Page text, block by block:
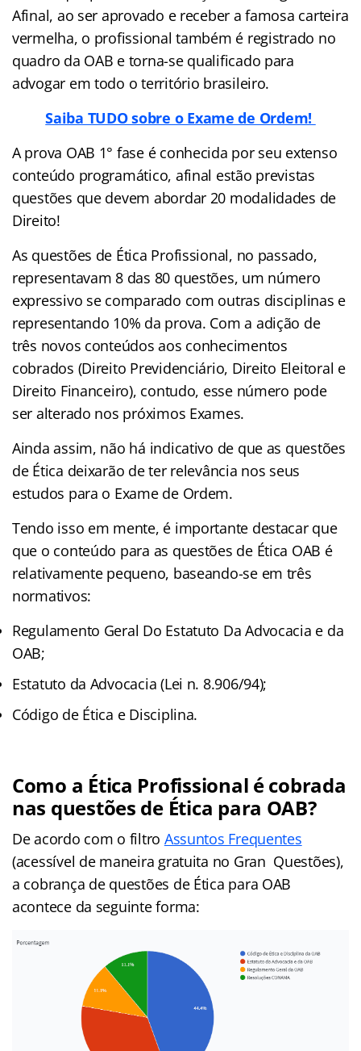
Afinal, ao ser aprovado e receber a famosa carteira
vermelha, o profissional também é registrado no
quadro da OAB e torna-se qualificado para
advogar em todo o território brasileiro.
Saiba TUDO sobre o Exame de Ordem!
A prova OAB 1° fase é conhecida por seu extenso
conteúdo programático, afinal estão previstas
questões que devem abordar 20 modalidades de
Direito!
As questões de Ética Profissional, no passado,
representavam 8 das 80 questões, um número
expressivo se comparado com outras disciplinas e
representando 10% da prova. Com a adição de
três novos conteúdos aos conhecimentos
cobrados (Direito Previdenciário, Direito Eleitoral e
Direito Financeiro), contudo, esse número pode
ser alterado nos próximos Exames.
Ainda assim, não há indicativo de que as questões
de Ética deixarão de ter relevância nos seus
estudos para o Exame de Ordem.
Tendo isso em mente, é importante destacar que
que o conteúdo para as questões de Ética OAB é
relativamente pequeno, baseando-se em três
normativos:
Regulamento Geral Do Estatuto Da Advocacia e da
OAB;
Estatuto da Advocacia (Lei n. 8.906/94);
Código de Ética e Disciplina.
Como a Ética Profissional é cobrada
nas questões de Ética para OAB?
De acordo com o filtro Assuntos Frequentes
(acessível de maneira gratuita no Gran Questões),
a cobrança de questões de Ética para OAB
acontece da seguinte forma: